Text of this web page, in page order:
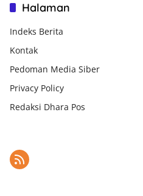
Halaman
Indeks Berita
Kontak
Pedoman Media Siber
Privacy Policy
Redaksi Dhara Pos